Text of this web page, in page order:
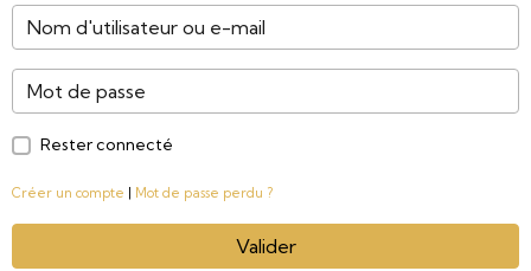
Rester connecté
Créer un compte Mot de passe perdu ?
Valider